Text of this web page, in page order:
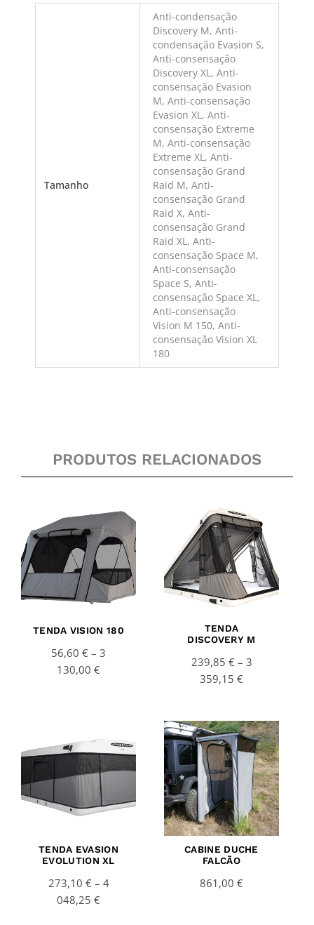
Tamanho
Anti-condensação
Discovery M, Anti-
condensação Evasion S,
Anti-consensação
Discovery XL, Anti-
consensação Evasion
M, Anti-consensação
Evasion XL, Anti-
consensação Extreme
M, Anti-consensação
Extreme XL, Anti-
consensação Grand
Raid M, Anti-
consensação Grand
Raid X, Anti-
consensação Grand
Raid XL, Anti-
consensação Space M,
Anti-consensação
Space S, Anti-
consensação Space XL,
Anti-consensação
Vision M 150, Anti-
consensação Vision XL
180
PRODUTOS RELACIONADOS
TENDA VISION 180
56,60 € – 3
130,00 €
Price
range:
56,60 €
through
3
130,00 €
TENDA
DISCOVERY M
239,85 € – 3
359,15 €
range:
239,85 €
through
359,15 €
TENDA EVASION
EVOLUTION XL
273,10 € – 4
048,25 €
range:
273,10 €
through
4
048,25 €
CABINE DUCHE
FALCÃO
861,00 €